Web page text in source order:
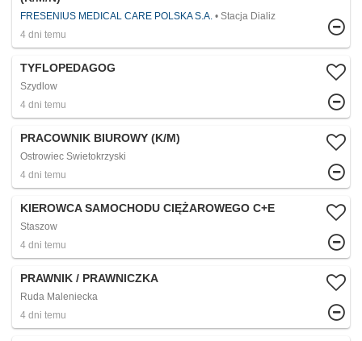
FRESENIUS MEDICAL CARE POLSKA S.A.
Stacja Dializ
4 dni temu
TYFLOPEDAGOG
Szydlow
4 dni temu
PRACOWNIK BIUROWY (K/M)
Ostrowiec Swietokrzyski
4 dni temu
KIEROWCA SAMOCHODU CIĘŻAROWEGO C+E
Staszow
4 dni temu
PRAWNIK / PRAWNICZKA
Ruda Maleniecka
4 dni temu